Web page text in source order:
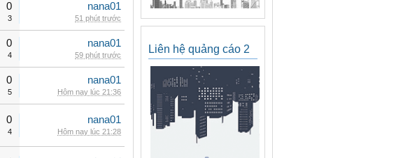
0
3
nana01
51 phút trước
0
4
nana01
59 phút trước
0
5
nana01
Hôm nay lúc 21:36
0
4
nana01
Hôm nay lúc 21:28
Liên hệ quảng cáo 2